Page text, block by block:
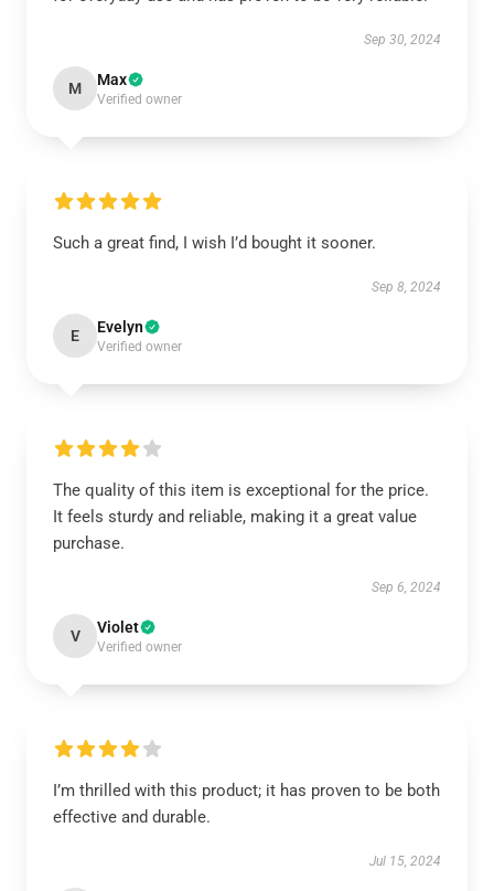
Sep 30, 2024
M Max
Verified owner
Such a great find, I wish I’d bought it sooner.
Sep 8, 2024
E Evelyn
Verified owner
The quality of this item is exceptional for the price.
It feels sturdy and reliable, making it a great value
purchase.
Sep 6, 2024
V Violet
Verified owner
I’m thrilled with this product; it has proven to be both
effective and durable.
Jul 15, 2024